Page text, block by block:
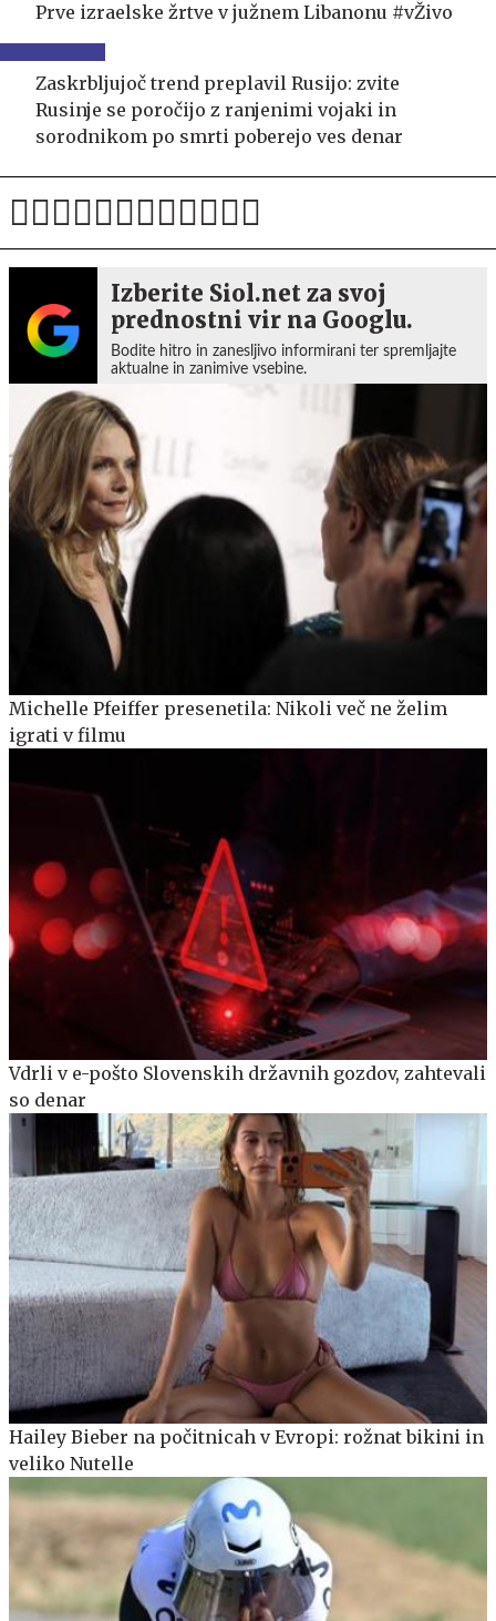
Prve izraelske žrtve v južnem Libanonu #vŽivo
Zaskrbljujoč trend preplavil Rusijo: zvite
Rusinje se poročijo z ranjenimi vojaki in
sorodnikom po smrti poberejo ves denar
Izberite Siol.net za svoj
prednostni vir na Googlu.
Bodite hitro in zanesljivo informirani ter spremljajte
aktualne in zanimive vsebine.
Michelle Pfeiffer presenetila: Nikoli več ne želim
igrati v filmu
Vdrli v e-pošto Slovenskih državnih gozdov, zahtevali
so denar
Hailey Bieber na počitnicah v Evropi: rožnat bikini in
veliko Nutelle